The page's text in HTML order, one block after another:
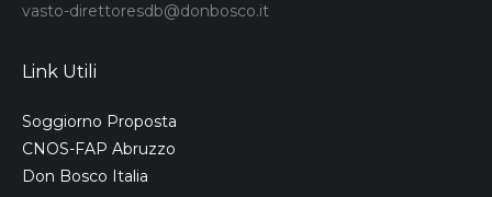
vasto-direttoresdb@donbosco.it
Link Utili
Soggiorno Proposta
CNOS-FAP Abruzzo
Don Bosco Italia